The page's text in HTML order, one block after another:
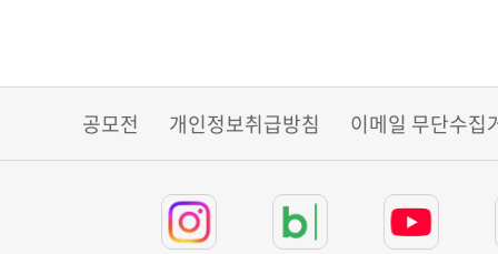
공모전 개인정보취급방침 이메일 무단수집